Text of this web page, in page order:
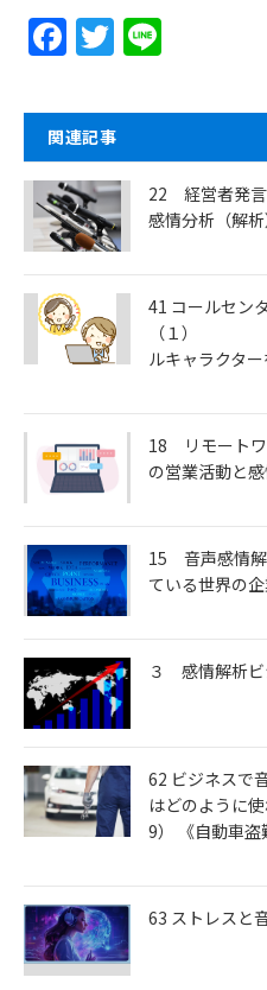
F
c
e
b
o
o
k
T
itt
er
e
関連記事
22 経営者発言
感情分析（解
41 コールセン
（１） （
ルキャラクター
18 リモート
の営業活動と
15 音声感情解
ている世界の
３ 感情解析ビ
62 ビジネスで
はどのように
9） 《自動車盗
63 ストレスと